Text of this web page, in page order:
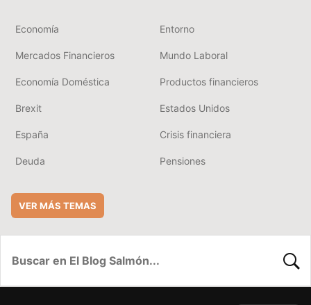
Economía Entorno
Mercados Financieros Mundo Laboral
Economía Doméstica Productos financieros
Brexit Estados Unidos
España Crisis financiera
Deuda Pensiones
VER MÁS TEMAS